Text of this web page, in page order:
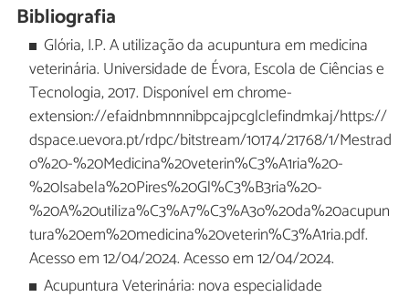
Bibliografia
Glória, I.P. A utilização da acupuntura em medicina
veterinária. Universidade de Évora, Escola de Ciências e
Tecnologia, 2017. Disponível em chrome-
extension://efaidnbmnnnibpcajpcglclefindmkaj/https://
dspace.uevora.pt/rdpc/bitstream/10174/21768/1/Mestrad
o%20-%20Medicina%20veterin%C3%A1ria%20-
%20Isabela%20Pires%20Gl%C3%B3ria%20-
%20A%20utiliza%C3%A7%C3%A3o%20da%20acupun
tura%20em%20medicina%20veterin%C3%A1ria.pdf.
Acesso em 12/04/2024. Acesso em 12/04/2024.
Acupuntura Veterinária: nova especialidade